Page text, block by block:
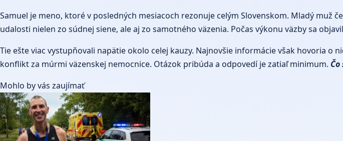
Samuel je meno, ktoré v posledných mesiacoch rezonuje celým Slovenskom. Mladý
udalosti nielen zo súdnej siene, ale aj zo samotného väzenia. Počas výkonu väzby sa
Tie ešte viac vystupňovali napätie okolo celej kauzy. Najnovšie informácie však hovoria
konflikt za múrmi väzenskej nemocnice. Otázok pribúda a odpovedí je zatiaľ minimum.
Mohlo by vás zaujímať